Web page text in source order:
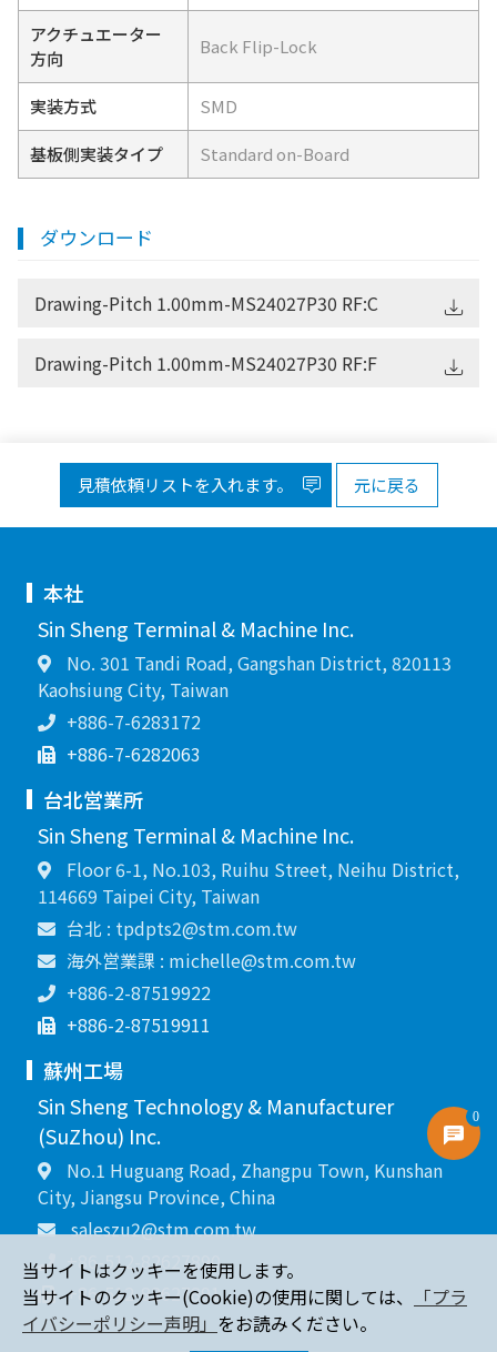
アクチュエーター
方向
Back Flip-Lock
実装方式 SMD
基板側実装タイプ Standard on-Board
ダウンロード
Drawing-Pitch 1.00mm-MS24027P30 RF:C
Drawing-Pitch 1.00mm-MS24027P30 RF:F
見積依頼リストを入れます。 元に戻る
本社
Sin Sheng Terminal & Machine Inc.
No. 301 Tandi Road, Gangshan District, 820113
Kaohsiung City, Taiwan
+886-7-6283172
+886-7-6282063
台北営業所
Sin Sheng Terminal & Machine Inc.
Floor 6-1, No.103, Ruihu Street, Neihu District,
114669 Taipei City, Taiwan
台北 : tpdpts2@stm.com.tw
海外営業課 : michelle@stm.com.tw
+886-2-87519922
+886-2-87519911
蘇州工場
Sin Sheng Technology & Manufacturer
(SuZhou) Inc.
No.1 Huguang Road, Zhangpu Town, Kunshan
City, Jiangsu Province, China
saleszu2@stm.com.tw
+86-512-82627890
+86-512-82627891
当サイトはクッキーを使用します。
当サイトのクッキー(Cookie)の使用に関しては、
「プラ
イバシーポリシー声明」 をお読みください。
0